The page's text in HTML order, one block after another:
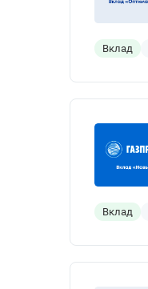
Вклад
Вклад